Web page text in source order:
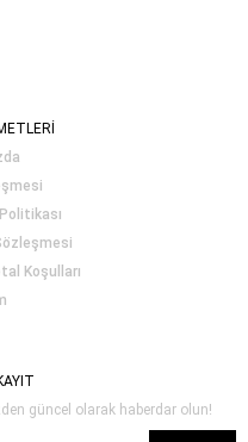
Koşulları
güncel olarak haberdar olun!